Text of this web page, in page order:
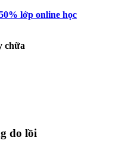
lớp online học
chữa
do lồi